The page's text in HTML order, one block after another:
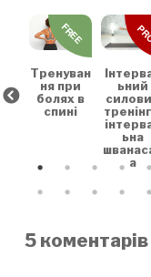
Тренуван
ня при
болях в
спині
FREE
ьний
ьна
а
5